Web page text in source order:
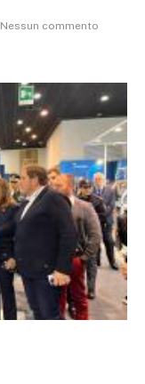
Nessun commento